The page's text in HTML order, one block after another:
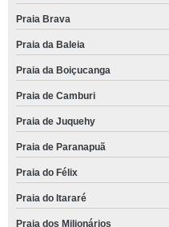
Praia Brava
Praia da Baleia
Praia da Boiçucanga
Praia de Camburi
Praia de Juquehy
Praia de Paranapuã
Praia do Félix
Praia do Itararé
Praia dos Milionários